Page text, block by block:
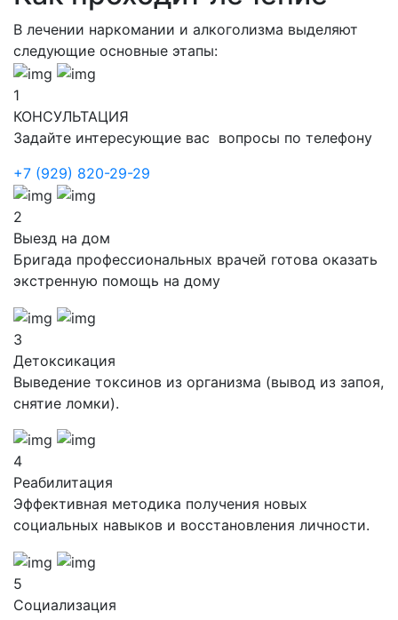
В лечении наркомании и алкоголизма выделяют
следующие основные этапы:
1
КОНСУЛЬТАЦИЯ
Задайте интересующие вас вопросы по телефону
+7 (929) 820-29-29
2
Выезд на дом
Бригада профессиональных врачей готова оказать
экстренную помощь на дому
3
Детоксикация
Выведение токсинов из организма (вывод из запоя,
снятие ломки).
4
Реабилитация
Эффективная методика получения новых
социальных навыков и восстановления личности.
5
Социализация